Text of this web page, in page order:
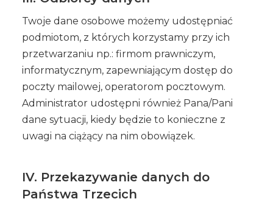
Twoje dane osobowe możemy udostępniać
podmiotom, z których korzystamy przy ich
przetwarzaniu np.: firmom prawniczym,
informatycznym, zapewniającym dostęp do
poczty mailowej, operatorom pocztowym.
Administrator udostępni również Pana/Pani
dane sytuacji, kiedy będzie to konieczne z
uwagi na ciążący na nim obowiązek.
IV. Przekazywanie danych do
Państwa Trzecich